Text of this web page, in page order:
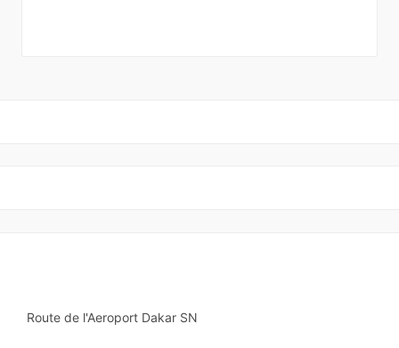
Route de l'Aeroport Dakar SN